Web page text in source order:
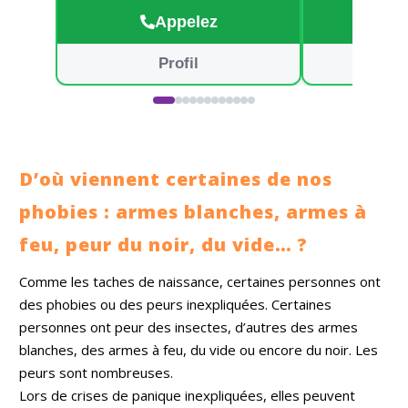
Appelez
Profil
D’où viennent certaines de nos
phobies : armes blanches, armes à
feu, peur du noir, du vide… ?
Comme les taches de naissance, certaines personnes ont
des phobies ou des peurs inexpliquées. Certaines
personnes ont peur des insectes, d’autres des armes
blanches, des armes à feu, du vide ou encore du noir. Les
peurs sont nombreuses.
Lors de crises de panique inexpliquées, elles peuvent